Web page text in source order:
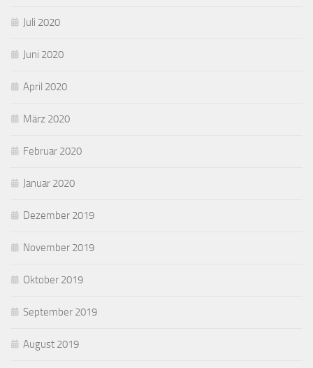
Juli 2020
Juni 2020
April 2020
März 2020
Februar 2020
Januar 2020
Dezember 2019
November 2019
Oktober 2019
September 2019
August 2019